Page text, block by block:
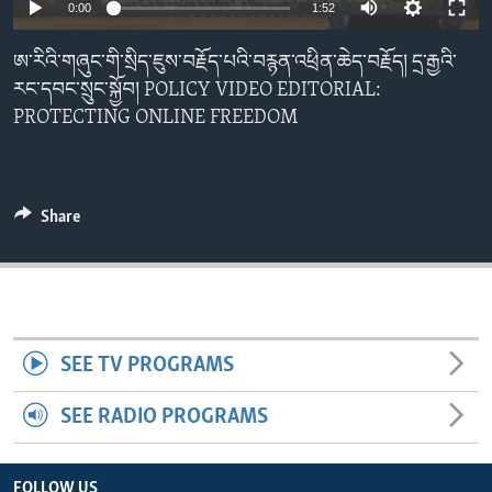
ENVIRONMENT AND HEALTH
IDEALS AND INSTITUTIONS
0:00 1:52
ཨ་རིའི་གཞུང་གི་སྲིད་ཇུས་བརྗོད་པའི་བརྙན་འཕྲིན་ཆེད་བརྗོད། དྲ་རྒྱའི་
རང་དབང་སྲུང་སྐྱོབ། POLICY VIDEO EDITORIAL:
PROTECTING ONLINE FREEDOM
Share
SEE TV PROGRAMS
SEE RADIO PROGRAMS